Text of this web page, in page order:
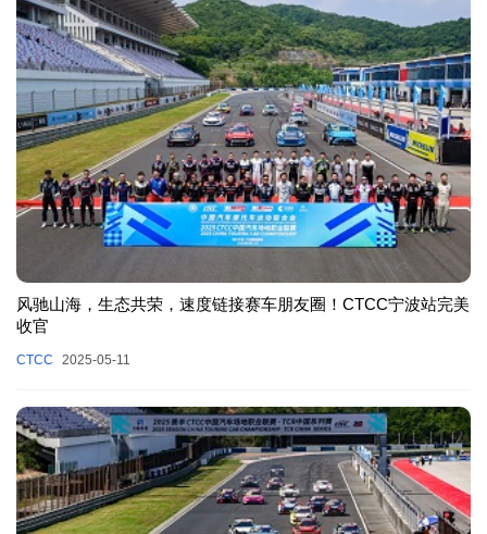
风驰山海，生态共荣，速度链接赛车朋友圈！CTCC宁波站完美
收官
CTCC 2025-05-11